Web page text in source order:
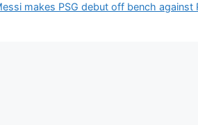
makes PSG debut off bench against